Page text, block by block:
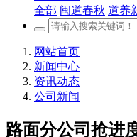
全部 闽道春秋 道养
网站首页
新闻中心
资讯动态
公司新闻
路面分公司抢进